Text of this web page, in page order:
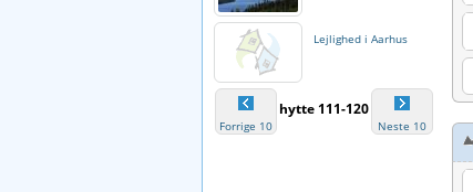
Lejlighed i Aarhus
Forrige 10
hytte 111-120
Neste 10